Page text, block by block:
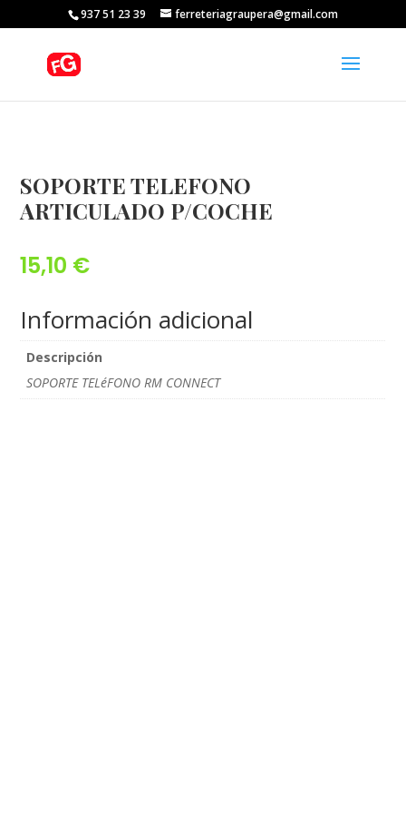
937 51 23 39 ferreteriagraupera@gmail.com
SOPORTE TELEFONO
ARTICULADO P/COCHE
15,10 €
Información adicional
Descripción
SOPORTE TELéFONO RM CONNECT